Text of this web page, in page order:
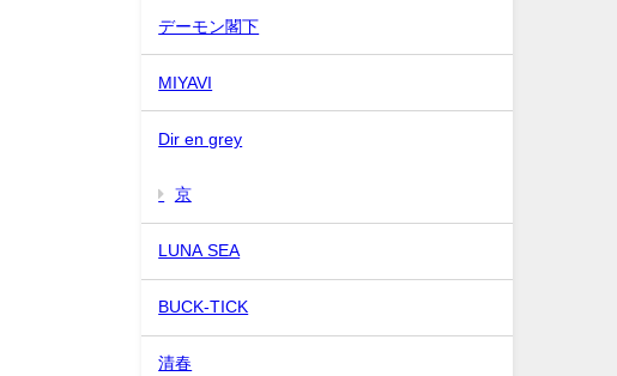
デーモン閣下
MIYAVI
Dir en grey
京
LUNA SEA
BUCK-TICK
清春